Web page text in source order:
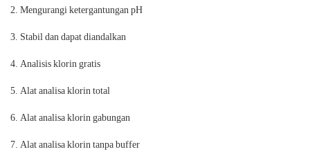
Mengurangi ketergantungan pH
Stabil dan dapat diandalkan
Analisis klorin gratis
Alat analisa klorin total
Alat analisa klorin gabungan
Alat analisa klorin tanpa buffer